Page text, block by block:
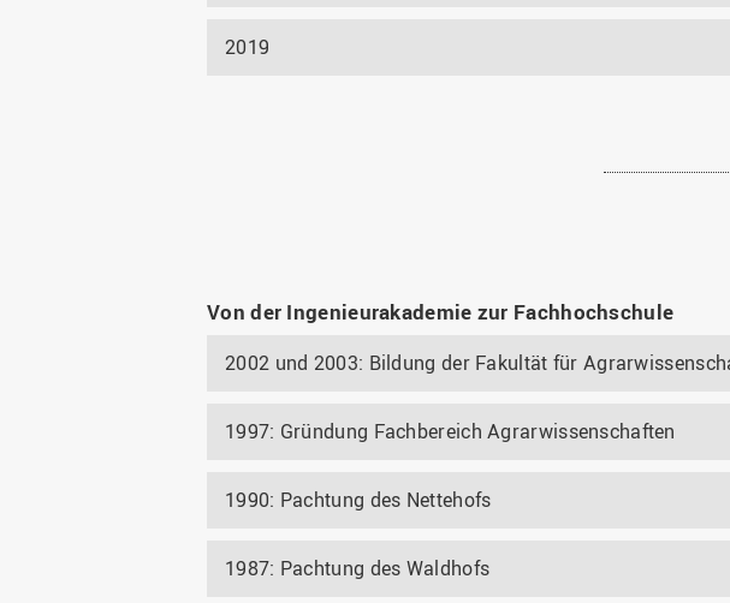
2019
Von der Ingenieurakademie zur Fachhochschule
2002 und 2003: Bildung der Fakultät für
1997: Gründung Fachbereich Agrarwissenschaften
1990: Pachtung des Nettehofs
1987: Pachtung des Waldhofs